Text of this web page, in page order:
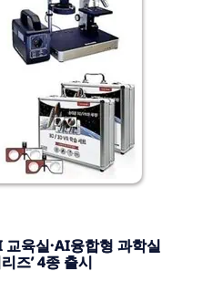
육실·AI융합형 과학실
즈’ 4종 출시